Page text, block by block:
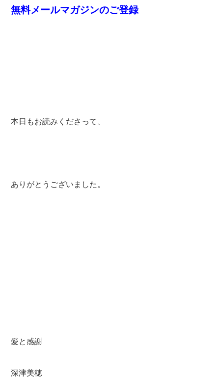
無料メールマガジンのご登録
本日もお読みくださって、
ありがとうございました。
愛と感謝
深津美穂